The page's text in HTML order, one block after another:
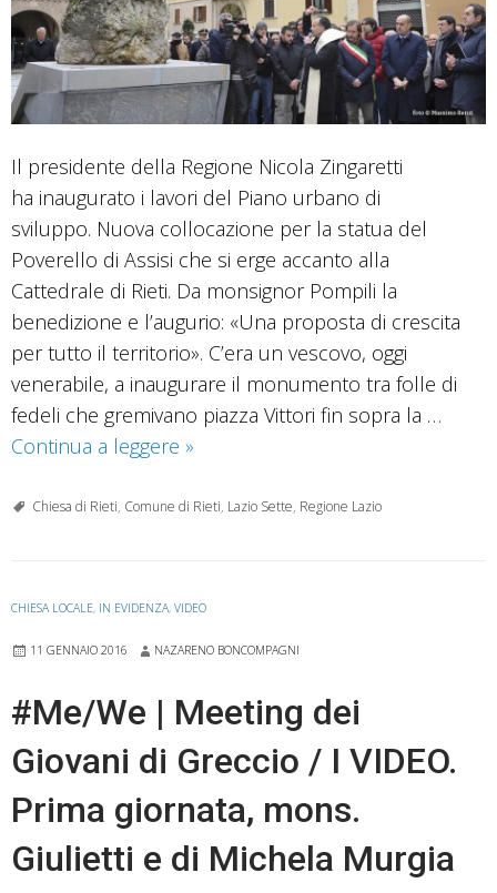
Il presidente della Regione Nicola Zingaretti
ha inaugurato i lavori del Piano urbano di
sviluppo. Nuova collocazione per la statua del
Poverello di Assisi che si erge accanto alla
Cattedrale di Rieti. Da monsignor Pompili la
benedizione e l’augurio: «Una proposta di crescita
per tutto il territorio». C’era un vescovo, oggi
venerabile, a inaugurare il monumento tra folle di
fedeli che gremivano piazza Vittori fin sopra la …
Continua a leggere Ora
Francesco
nuovo
città
ripulita
»
Chiesa di Rieti, Comune di Rieti, Lazio Sette, Regione Lazio
CHIESA LOCALE, IN EVIDENZA, VIDEO
11 GENNAIO 2016 NAZARENO BONCOMPAGNI
#Me/We | Meeting dei
Giovani di Greccio / I VIDEO.
Prima giornata, mons.
Giulietti e di Michela Murgia